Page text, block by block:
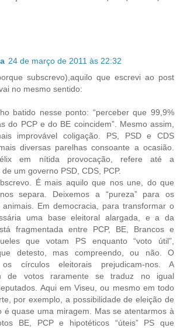
24 de março de 2011 às 22:32
subscrevo),aquilo que escrevi ao post
no mesmo sentido:
batido nesse ponto: “perceber que 99,9%
do PCP e do BE coincidem”. Mesmo assim,
improvável coligação. PS, PSD e CDS
diversas parelhas consoante a ocasião.
em nítida provocação, refere até a
um governo PSD, CDS, PCP.
É mais aquilo que nos une, do que
separa. Deixemos a “pureza” para os
Em democracia, para transformar o
uma base eleitoral alargada, e a da
fragmentada entre PCP, BE, Brancos e
que votam PS enquanto “voto útil”,
detesto, mas compreendo, ou não. O
círculos eleitorais prejudicam-nos. A
de votos raramente se traduz no igual
Aqui em Viseu, ou mesmo em todo
por exemplo, a possibilidade de eleição de
é quase uma miragem. Mas se atentarmos à
BE, PCP e hipotéticos “úteis” PS que